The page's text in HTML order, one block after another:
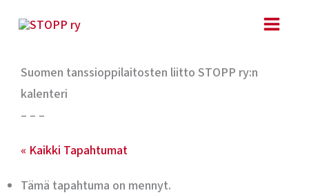
sisältöön
Suomen tanssioppilaitosten liitto STOPP ry:n
kalenteri
– – –
« Kaikki Tapahtumat
Tämä tapahtuma on mennyt.